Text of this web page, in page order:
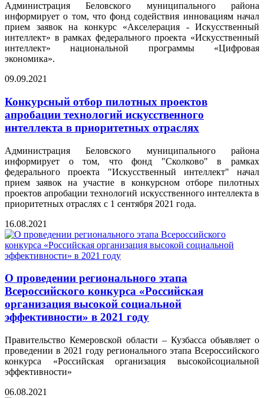
Администрация Беловского муниципального района
информирует о том, что фонд содействия инновациям начал
прием заявок на конкурс «Акселерация - Искусственный
интеллект» в рамках федерального проекта «Искусственный
интеллект» национальной программы «Цифровая
экономика».
09.09.2021
Конкурсный отбор пилотных проектов
апробации технологий искусственного
интеллекта в приоритетных отраслях
Администрация Беловского муниципального района
информирует о том, что фонд "Сколково" в рамках
федерального проекта "Искусственный интеллект" начал
прием заявок на участие в конкурсном отборе пилотных
проектов апробации технологий искусственного интеллекта в
приоритетных отраслях с 1 сентября 2021 года.
16.08.2021
О проведении регионального этапа
Всероссийского конкурса «Российская
организация высокой социальной
эффективности» в 2021 году
Правительство Кемеровской области – Кузбасса объявляет о
проведении в 2021 году регионального этапа Всероссийского
конкурса «Российская организация высокойсоциальной
эффективности»
06.08.2021